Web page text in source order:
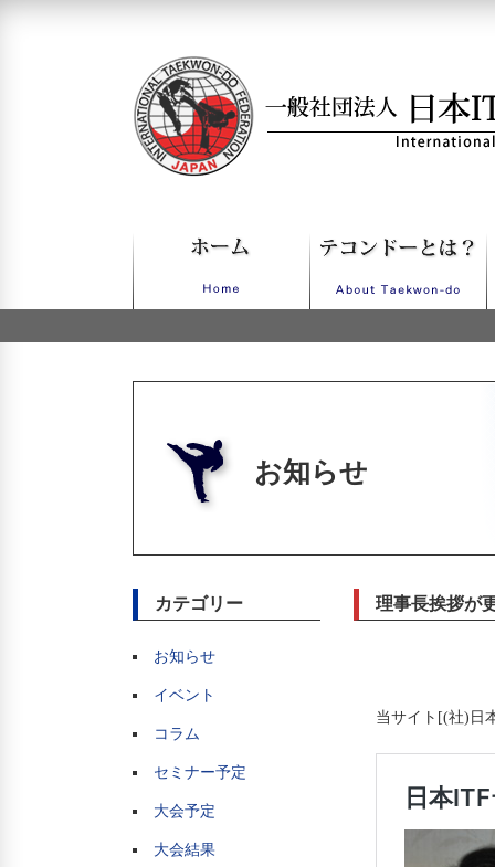
お知らせ
カテゴリー
お知らせ
イベント
コラム
セミナー予定
大会予定
大会結果
理事長挨拶が
当サイト[(社)日